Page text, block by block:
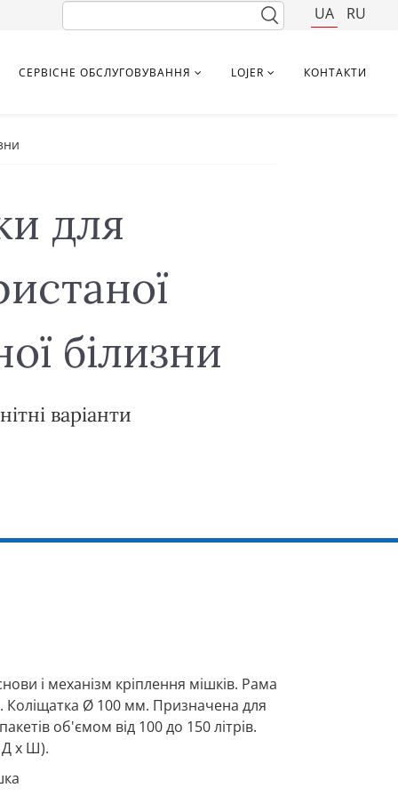
RU
UA
СЕРВІСНЕ ОБСЛУГОВУВАННЯ LOJER КОНТАКТИ
для
білизни
варіанти
і механізм кріплення мішків. Рама
Коліщатка Ø 100 мм. Призначена для
об'ємом від 100 до 150 літрів.
Д x Ш).